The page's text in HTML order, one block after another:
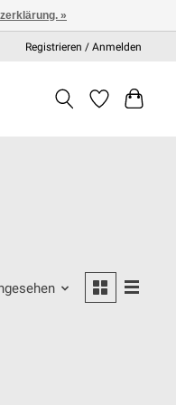
Registrieren / Anmelden
»